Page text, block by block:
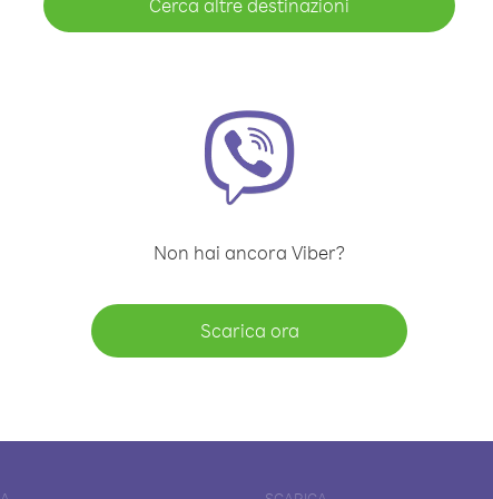
Cerca altre destinazioni
Non hai ancora Viber?
Scarica ora